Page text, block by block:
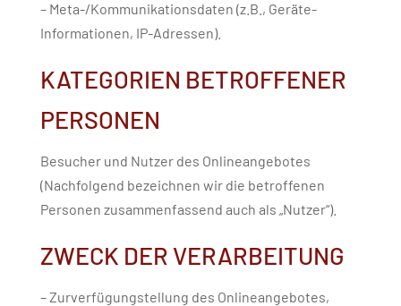
– Meta-/Kommunikationsdaten (z.B., Geräte-
Informationen, IP-Adressen).
KATEGORIEN BETROFFENER
PERSONEN
Besucher und Nutzer des Onlineangebotes
(Nachfolgend bezeichnen wir die betroffenen
Personen zusammenfassend auch als „Nutzer“).
ZWECK DER VERARBEITUNG
– Zurverfügungstellung des Onlineangebotes,